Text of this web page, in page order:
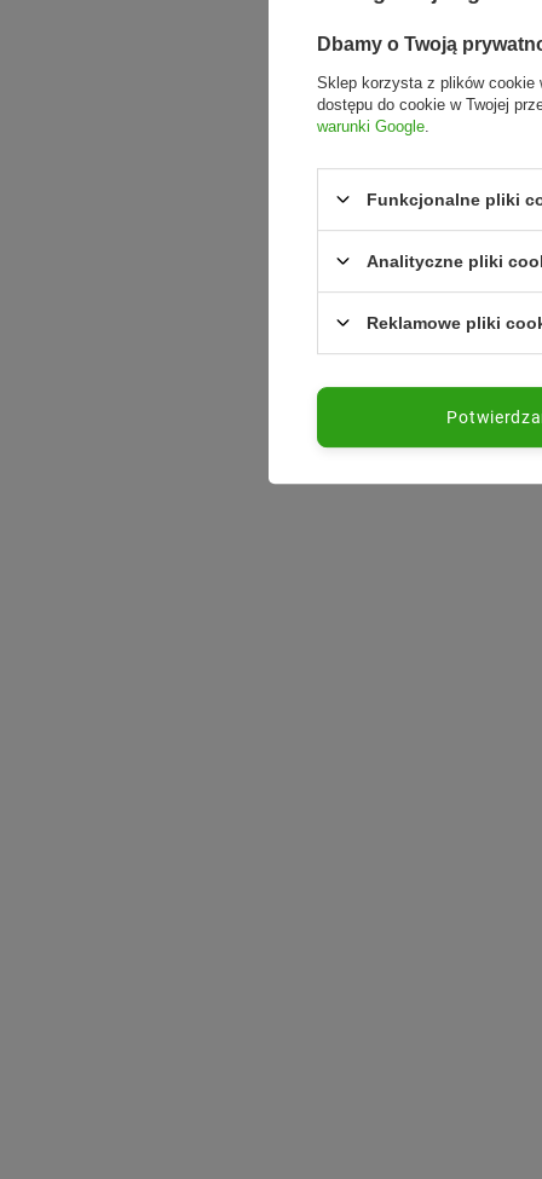
Dbamy o Twoją
Sklep korzysta z plików cookie
dostępu do cookie w Twojej
warunki Google
Funkcjonalne pliki
Analityczne pliki
Reklamowe pliki